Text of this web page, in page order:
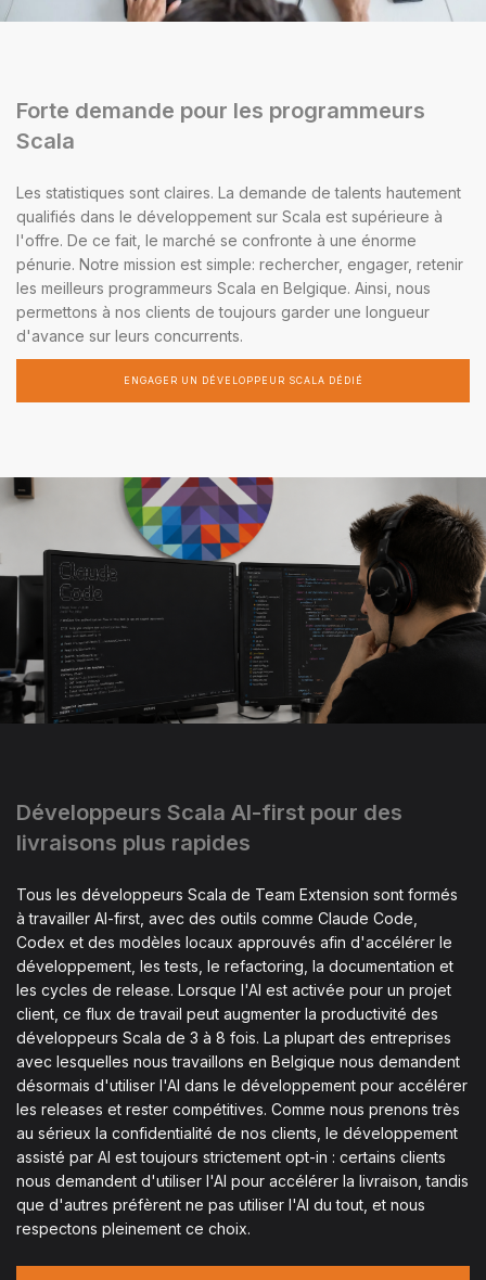
Forte demande pour les programmeurs
Scala
Les statistiques sont claires. La demande de talents hautement
qualifiés dans le développement sur Scala est supérieure à
l'offre. De ce fait, le marché se confronte à une énorme
pénurie. Notre mission est simple: rechercher, engager, retenir
les meilleurs programmeurs Scala en Belgique. Ainsi, nous
permettons à nos clients de toujours garder une longueur
d'avance sur leurs concurrents.
ENGAGER UN DÉVELOPPEUR SCALA DÉDIÉ
Développeurs Scala AI-first pour des
livraisons plus rapides
Tous les développeurs Scala de Team Extension sont formés
à travailler AI-first, avec des outils comme Claude Code,
Codex et des modèles locaux approuvés afin d'accélérer le
développement, les tests, le refactoring, la documentation et
les cycles de release. Lorsque l'AI est activée pour un projet
client, ce flux de travail peut augmenter la productivité des
développeurs Scala de 3 à 8 fois. La plupart des entreprises
avec lesquelles nous travaillons en Belgique nous demandent
désormais d'utiliser l'AI dans le développement pour accélérer
les releases et rester compétitives. Comme nous prenons très
au sérieux la confidentialité de nos clients, le développement
assisté par AI est toujours strictement opt-in : certains clients
nous demandent d'utiliser l'AI pour accélérer la livraison, tandis
que d'autres préfèrent ne pas utiliser l'AI du tout, et nous
respectons pleinement ce choix.